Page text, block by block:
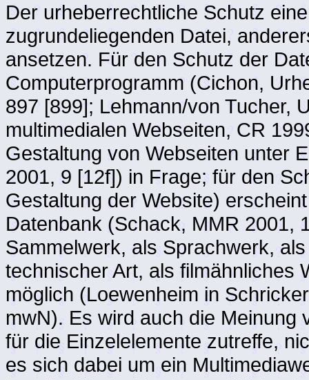
Der urheberrechtliche Schutz
zugrundeliegenden Datei,
ansetzen. Für den Schutz der
Computerprogramm (Cichon,
897 [899]; Lehmann/von Tucher,
multimedialen Webseiten, CR
Gestaltung von Webseiten unter
2001, 9 [12f]) in Frage; für den
Gestaltung der Website)
Datenbank (Schack, MMR 2001,
Sammelwerk, als Sprachwerk,
technischer Art, als filmähnliches
möglich (Loewenheim in
mwN). Es wird auch die
für die Einzelelemente zutreffe,
es sich dabei um ein